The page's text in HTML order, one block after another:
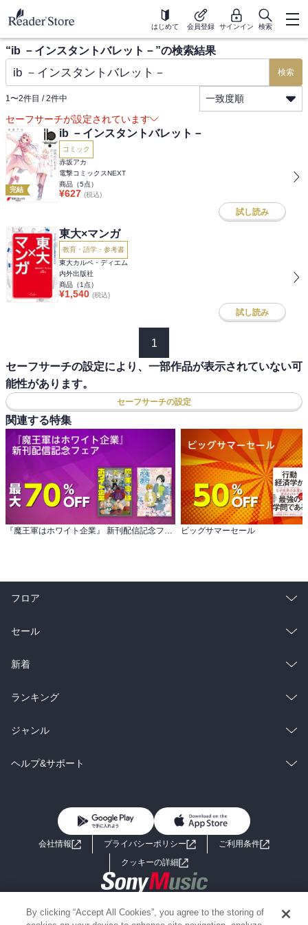
はじめて 会員登録 サインイン 検索
“ib －インスタントバレット－ ”の検索結果
検索
1〜2件目 / 2件中
一致度順
セーフサーチが設定されています
完結
ib －インスタントバレット－
コミック
赤坂アカ
電撃コミックスNEXT
商品（5点）
¥627 (税込)
試し読み
東大×マンガ
教育・語学・参考書
東大カルペ・ディエム
内外出版社
商品（1 点）
¥1,540 (税込)
試し読み
1
セーフサーチの設定により、一部作品が表示されていない可
能性があります。
セーフサーチの設定
関連する特集
『魔王軍はホワイト企業』 新刊配信記念フェア ビッグサマーセール
フロア
総合
ラノベ
雑誌・グラビア
BL・TL
セール
総合
ラノベ
雑誌・グラビア
BL・TL
新着
総合
ラノベ
雑誌・グラビア
ランキング
総合
ラノベ
ジャンル
コミック
ライトノベル 男子向けラノベ
小説
海外小説
ミステリー SF
ヘルプ&サポート
よくあるご質問 お問い合わせ
会社情報 プライバシーポリシー
ご利用条件
クッキーの詳細
Copyright 2017 - 2026 Sony Music Entertainment(Japan) Inc.
Information on the site is for the Japan domestic market only
By clicking “Accept All Cookies”, you agree to the storing of